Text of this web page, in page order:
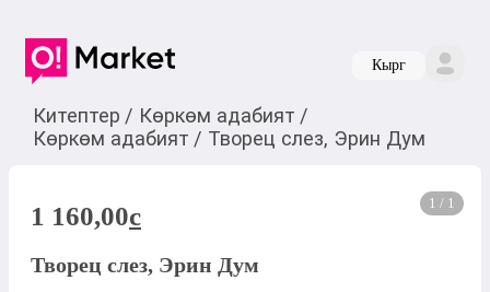
Кырг
Китептер / Көркөм адабият /
Көркөм адабият / Творец слез, Эрин Дум
1 / 1
1 160,00c
Творец слез, Эрин Дум